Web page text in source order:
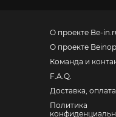
О проекте Be-
О проекте
Команда и
F.A.Q.
Доставка,
Политика